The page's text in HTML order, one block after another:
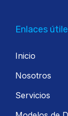
Enlaces
Inicio
Nosotros
Servicios